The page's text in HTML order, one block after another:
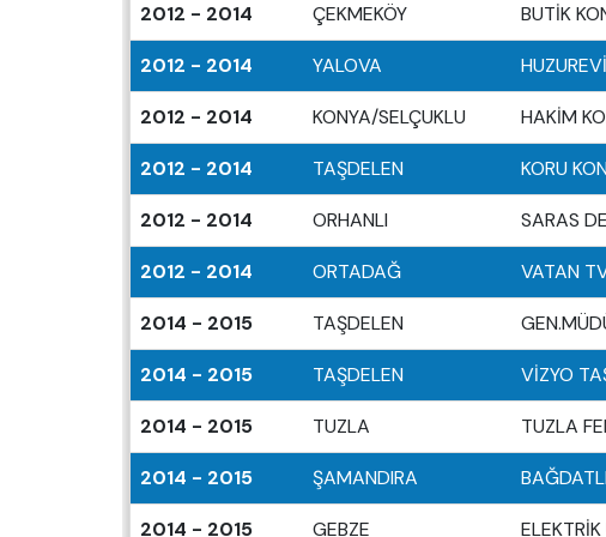
2012 - 2014 ÇEKMEKÖY BUTİK
2012 - 2014 YALOVA HUZUREVİ
2012 - 2014 KONYA/SELÇUKLU HAKİM
2012 - 2014 TAŞDELEN KORU
2012 - 2014 ORHANLI SARAS
2012 - 2014 ORTADAĞ VATAN
2014 - 2015 TAŞDELEN
2014 - 2015 TAŞDELEN VİZYO
2014 - 2015 TUZLA TUZLA
2014 - 2015 ŞAMANDIRA
2014 - 2015 GEBZE